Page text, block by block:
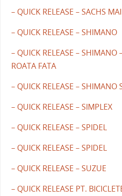
– QUICK RELEASE – SACHS
– QUICK RELEASE – SHIMANO
– QUICK RELEASE – SHIMANO
ROATA FATA
– QUICK RELEASE – SHIMANO
– QUICK RELEASE – SIMPLEX
– QUICK RELEASE – SPIDEL
– QUICK RELEASE – SPIDEL
– QUICK RELEASE – SUZUE
– QUICK RELEASE PT.